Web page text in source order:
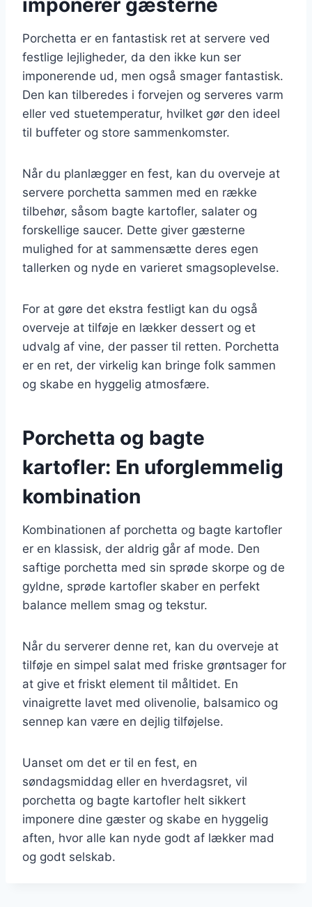
Porchetta er en fantastisk ret at servere ved
festlige lejligheder, da den ikke kun ser
imponerende ud, men også smager fantastisk.
Den kan tilberedes i forvejen og serveres varm
eller ved stuetemperatur, hvilket gør den ideel
til buffeter og store sammenkomster.
Når du planlægger en fest, kan du overveje at
servere porchetta sammen med en række
tilbehør, såsom bagte kartofler, salater og
forskellige saucer. Dette giver gæsterne
mulighed for at sammensætte deres egen
tallerken og nyde en varieret smagsoplevelse.
For at gøre det ekstra festligt kan du også
overveje at tilføje en lækker dessert og et
udvalg af vine, der passer til retten. Porchetta
er en ret, der virkelig kan bringe folk sammen
og skabe en hyggelig atmosfære.
Porchetta og bagte
kartofler: En uforglemmelig
kombination
Kombinationen af porchetta og bagte kartofler
er en klassisk, der aldrig går af mode. Den
saftige porchetta med sin sprøde skorpe og de
gyldne, sprøde kartofler skaber en perfekt
balance mellem smag og tekstur.
Når du serverer denne ret, kan du overveje at
tilføje en simpel salat med friske grøntsager for
at give et friskt element til måltidet. En
vinaigrette lavet med olivenolie, balsamico og
sennep kan være en dejlig tilføjelse.
Uanset om det er til en fest, en
søndagsmiddag eller en hverdagsret, vil
porchetta og bagte kartofler helt sikkert
imponere dine gæster og skabe en hyggelig
aften, hvor alle kan nyde godt af lækker mad
og godt selskab.